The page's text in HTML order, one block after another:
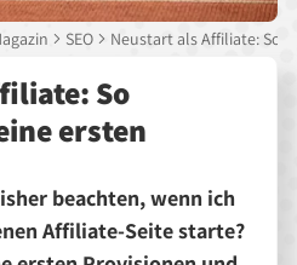
SEO Neustart als Affiliate: So
So
ersten
beachten, wenn ich
Affiliate-Seite starte?